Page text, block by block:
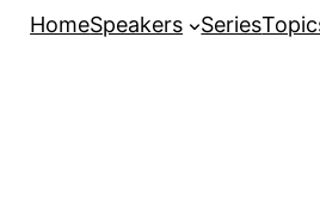
HomeSpeakers Series